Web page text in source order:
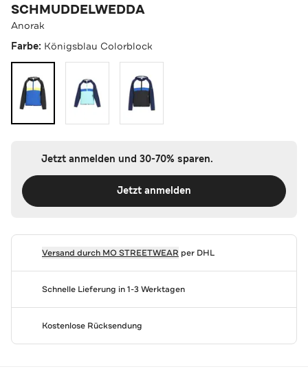
SCHMUDDELWEDDA
Anorak
Farbe: Königsblau Colorblock
Jetzt anmelden und 30-70% sparen.
Jetzt anmelden
Versand durch MO STREETWEAR per DHL
Schnelle Lieferung in 1-3 Werktagen
Kostenlose Rücksendung